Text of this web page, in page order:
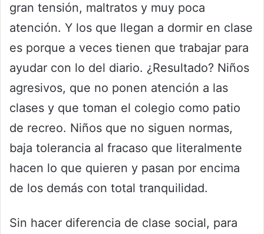
gran tensión, maltratos y muy poca
atención. Y los que llegan a dormir en clase
es porque a veces tienen que trabajar para
ayudar con lo del diario. ¿Resultado? Niños
agresivos, que no ponen atención a las
clases y que toman el colegio como patio
de recreo. Niños que no siguen normas,
baja tolerancia al fracaso que literalmente
hacen lo que quieren y pasan por encima
de los demás con total tranquilidad.
Sin hacer diferencia de clase social, para